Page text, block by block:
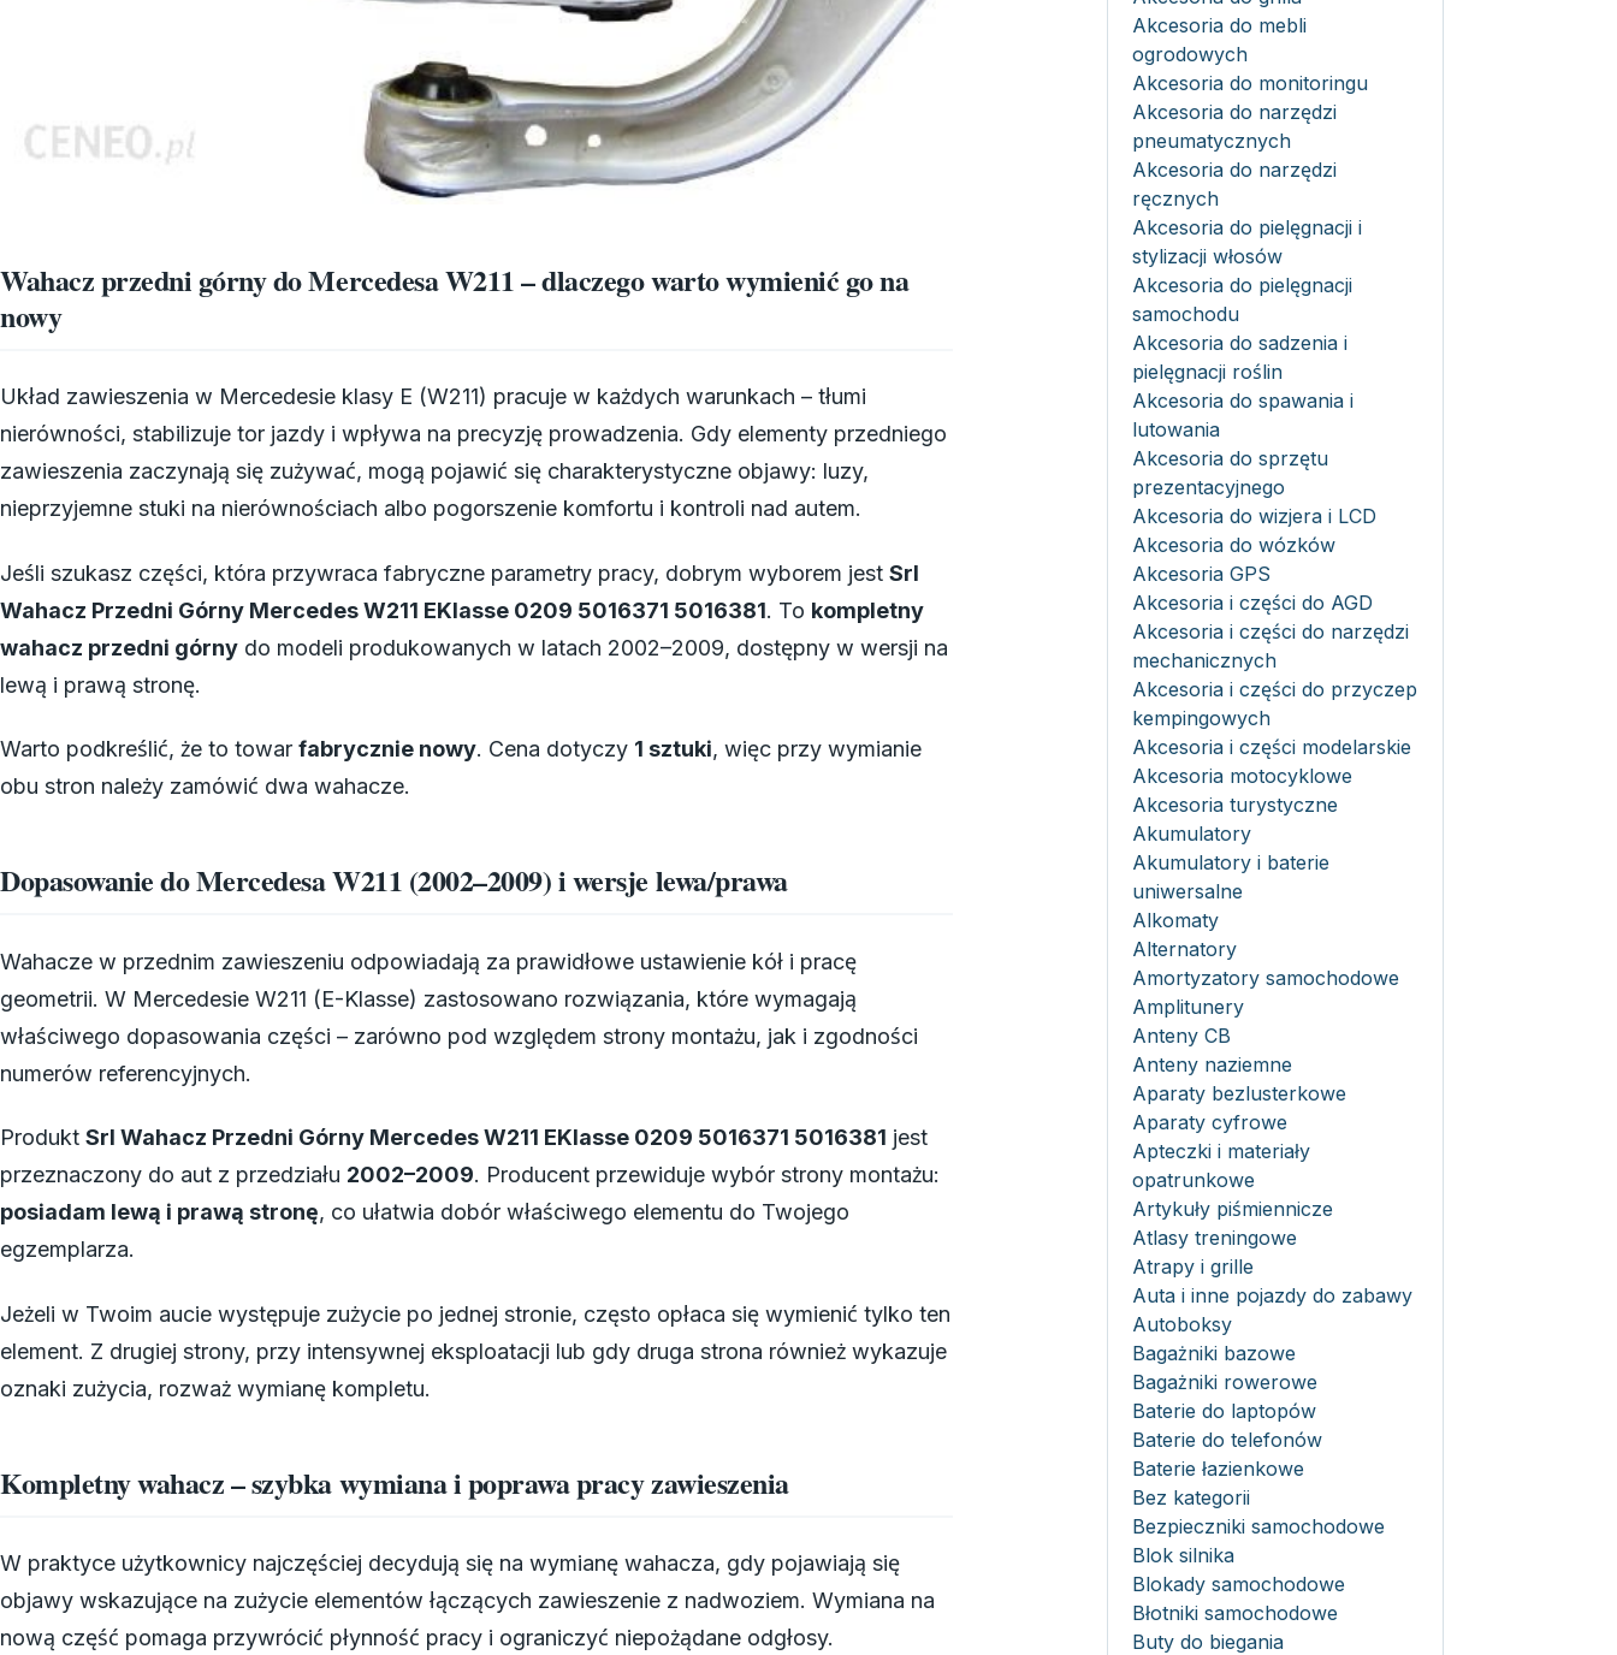
Wahacz przedni górny do Mercedesa W211 – dlaczego warto wymienić go na
nowy
Układ zawieszenia w Mercedesie klasy E (W211) pracuje w każdych warunkach – tłumi
nierówności, stabilizuje tor jazdy i wpływa na precyzję prowadzenia. Gdy elementy przedniego
zawieszenia zaczynają się zużywać, mogą pojawić się charakterystyczne objawy: luzy,
nieprzyjemne stuki na nierównościach albo pogorszenie komfortu i kontroli nad autem.
Jeśli szukasz części, która przywraca fabryczne parametry pracy, dobrym wyborem jest Srl
Wahacz Przedni Górny Mercedes W211 EKlasse 0209 5016371 5016381. To kompletny
wahacz przedni górny do modeli produkowanych w latach 2002–2009, dostępny w wersji na
lewą i prawą stronę.
Warto podkreślić, że to towar fabrycznie nowy. Cena dotyczy 1 sztuki, więc przy wymianie
obu stron należy zamówić dwa wahacze.
Dopasowanie do Mercedesa W211 (2002–2009) i wersje lewa/prawa
Wahacze w przednim zawieszeniu odpowiadają za prawidłowe ustawienie kół i pracę
geometrii. W Mercedesie W211 (E-Klasse) zastosowano rozwiązania, które wymagają
właściwego dopasowania części – zarówno pod względem strony montażu, jak i zgodności
numerów referencyjnych.
Produkt Srl Wahacz Przedni Górny Mercedes W211 EKlasse 0209 5016371 5016381 jest
przeznaczony do aut z przedziału 2002–2009. Producent przewiduje wybór strony montażu:
posiadam lewą i prawą stronę, co ułatwia dobór właściwego elementu do Twojego
egzemplarza.
Jeżeli w Twoim aucie występuje zużycie po jednej stronie, często opłaca się wymienić tylko ten
element. Z drugiej strony, przy intensywnej eksploatacji lub gdy druga strona również wykazuje
oznaki zużycia, rozważ wymianę kompletu.
Kompletny wahacz – szybka wymiana i poprawa pracy zawieszenia
W praktyce użytkownicy najczęściej decydują się na wymianę wahacza, gdy pojawiają się
objawy wskazujące na zużycie elementów łączących zawieszenie z nadwoziem. Wymiana na
nową część pomaga przywrócić płynność pracy i ograniczyć niepożądane odgłosy.
Akcesoria do mebli
ogrodowych
Akcesoria do monitoringu
Akcesoria do narzędzi
pneumatycznych
Akcesoria do narzędzi
ręcznych
Akcesoria do pielęgnacji i
stylizacji włosów
Akcesoria do pielęgnacji
samochodu
Akcesoria do sadzenia i
pielęgnacji roślin
Akcesoria do spawania i
lutowania
Akcesoria do sprzętu
prezentacyjnego
Akcesoria do wizjera i LCD
Akcesoria do wózków
Akcesoria GPS
Akcesoria i części do AGD
Akcesoria i części do narzędzi
mechanicznych
Akcesoria i części do przyczep
kempingowych
Akcesoria i części modelarskie
Akcesoria motocyklowe
Akcesoria turystyczne
Akumulatory
Akumulatory i baterie
uniwersalne
Alkomaty
Alternatory
Amortyzatory samochodowe
Amplitunery
Anteny CB
Anteny naziemne
Aparaty bezlusterkowe
Aparaty cyfrowe
Apteczki i materiały
opatrunkowe
Artykuły piśmiennicze
Atlasy treningowe
Atrapy i grille
Auta i inne pojazdy do zabawy
Autoboksy
Bagażniki bazowe
Bagażniki rowerowe
Baterie do laptopów
Baterie do telefonów
Baterie łazienkowe
Bez kategorii
Bezpieczniki samochodowe
Blok silnika
Blokady samochodowe
Błotniki samochodowe
Buty do biegania